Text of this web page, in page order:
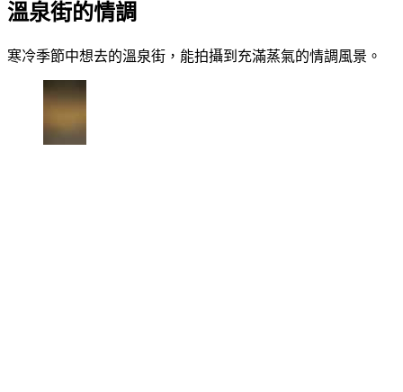
溫泉街的情調
寒冷季節中想去的溫泉街，能拍攝到充滿蒸氣的情調風景。